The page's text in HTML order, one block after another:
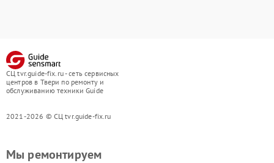
СЦ tvr.guide-fix.ru - сеть сервисных
центров в Твери по ремонту и
обслуживанию техники Guide
2021-2026 © СЦ tvr.guide-fix.ru
Мы ремонтируем